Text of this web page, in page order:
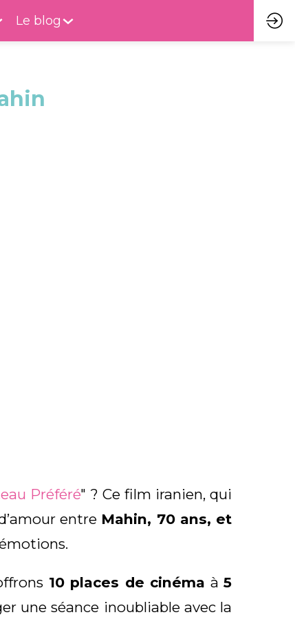
Le blog
Préféré" ? Ce film iranien, qui
entre Mahin, 70 ans, et
10 places de cinéma à5
une séance inoubliable avec la